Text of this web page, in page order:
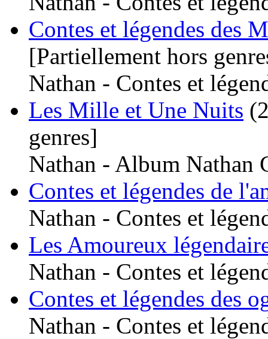
Contes et légendes des
[Partiellement hors
Nathan - Contes et
Les Mille et Une Nuits
genres]
Nathan - Album Nathan
Contes et légendes de
Nathan - Contes et
Les Amoureux
Nathan - Contes et
Contes et légendes des
Nathan - Contes et